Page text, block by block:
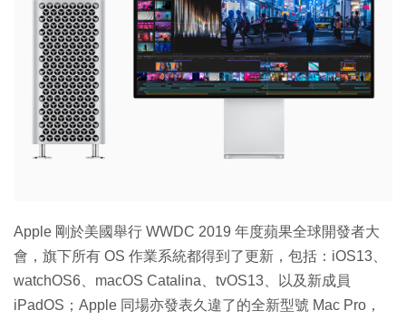
Apple 剛於美國舉行 WWDC 2019 年度蘋果全球開發者大
會，旗下所有 OS 作業系統都得到了更新，包括：iOS13、
watchOS6、macOS Catalina、tvOS13、以及新成員
iPadOS；Apple 同場亦發表久違了的全新型號 Mac Pro，